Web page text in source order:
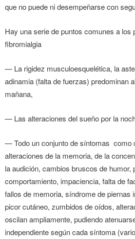
que no puede ni desempeñarse con
Hay una serie de puntos comunes a los
fibromialgia
— La rigidez musculoesquelética, la
adinamia (falta de fuerzas) predominan
mañana,
— Las alteraciones del sueño por la
— Todo un conjunto de síntomas como
alteraciones de la memoria, de la
la audición, cambios bruscos de humor,
comportamiento, impaciencia, falta de
fallos de memoria, síndrome de piernas
picor cutáneo, zumbidos de oídos,
oscilan ampliamente, pudiendo
independiente según cada síntoma